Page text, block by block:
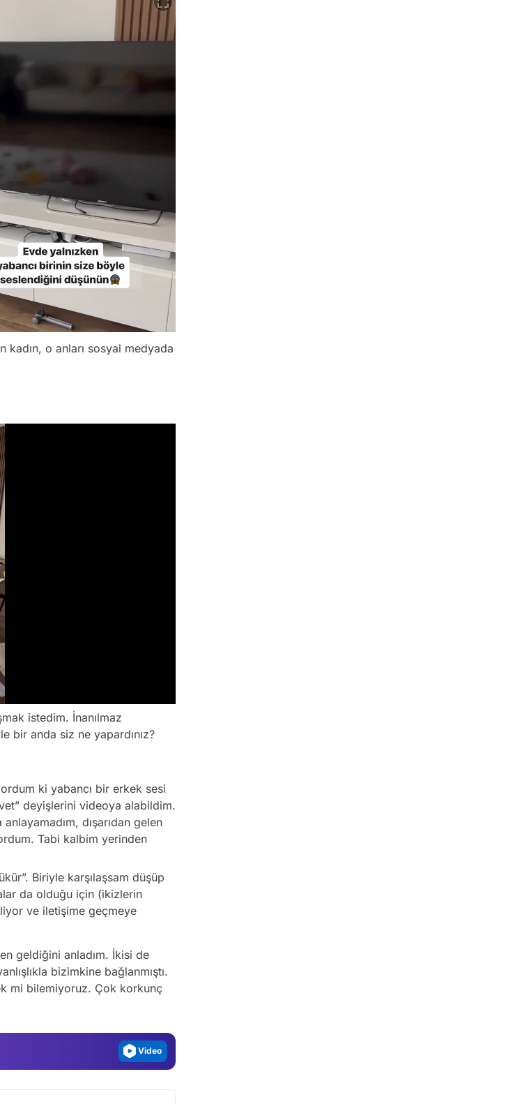
kadın, o anları sosyal medyada
istedim. İnanılmaz
bir anda siz ne yapardınız?
ki yabancı bir erkek sesi
deyişlerini videoya alabildim.
dışarıdan gelen
Tabi kalbim yerinden
Biriyle karşılaşsam düşüp
da olduğu için (ikizlerin
ve iletişime geçmeye
geldiğini anladım. İkisi de
bizimkine bağlanmıştı.
mi bilemiyoruz. Çok korkunç
Test
Gündem
Test